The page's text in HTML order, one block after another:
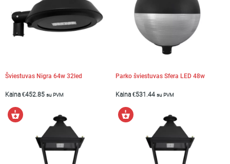
Šviestuvas Nigra 64w 32led
Kaina €452.85 su PVM
Parko šviestuvas Sfera LED 48w
Kaina €531.44 su PVM
Į
krepšelį
Į
krepšelį